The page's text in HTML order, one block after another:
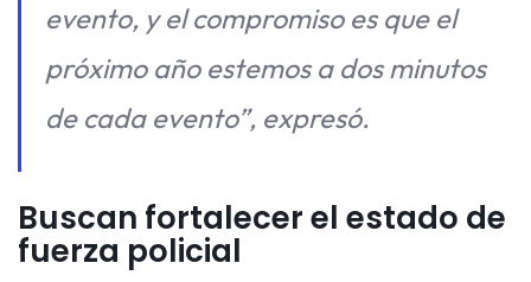
evento, y el compromiso es que el
próximo año estemos a dos minutos
de cada evento”, expresó.
Buscan fortalecer el estado de
fuerza policial